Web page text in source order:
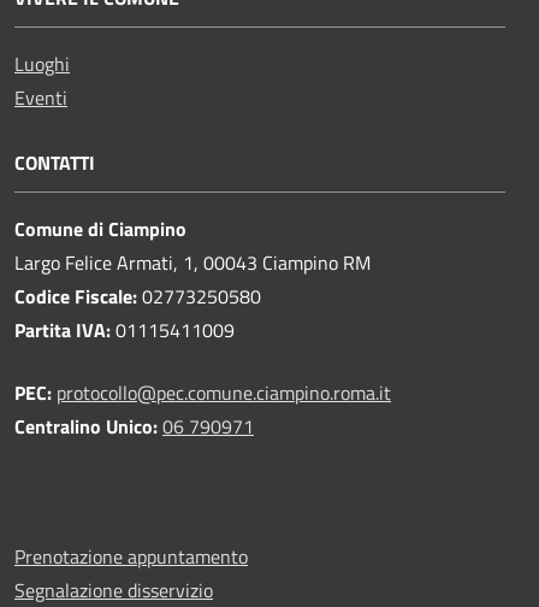
Luoghi
Eventi
CONTATTI
Comune di Ciampino
Largo Felice Armati, 1, 00043 Ciampino RM
Codice Fiscale:02773250580
Partita IVA:01115411009
PEC: protocollo@pec.comune.ciampino.roma.it
Centralino Unico:06 790971
Prenotazione appuntamento
Segnalazione disservizio